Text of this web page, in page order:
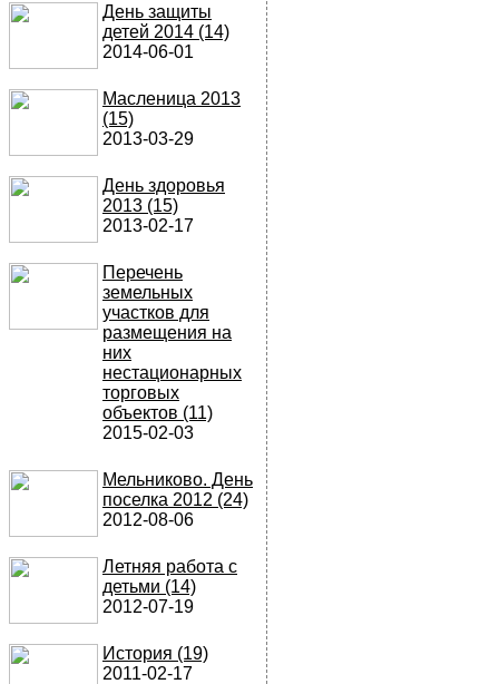
День защиты
детей 2014 (14)
2014-06-01
Масленица 2013
(15)
2013-03-29
День здоровья
2013 (15)
2013-02-17
Перечень
земельных
участков для
размещения на
них
нестационарных
торговых
объектов (11)
2015-02-03
Мельниково. День
поселка 2012 (24)
2012-08-06
Летняя работа с
детьми (14)
2012-07-19
История (19)
2011-02-17